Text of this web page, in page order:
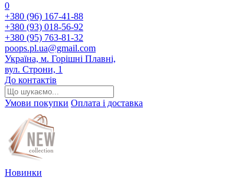
0
+380 (96) 167-41-88
+380 (93) 018-56-92
+380 (95) 763-81-32
poops.pl.ua@gmail.com
Україна, м. Горішні Плавні,
вул. Строни, 1
До контактів
Умови покупки Оплата і доставка
Новинки